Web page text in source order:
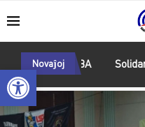
Open toolbar
NovaĵojSolidarecaj grupoj